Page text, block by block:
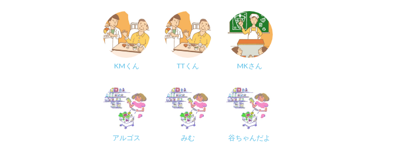
KMくん TTくん MKさん
アルゴス みむ 谷ちゃんだよ